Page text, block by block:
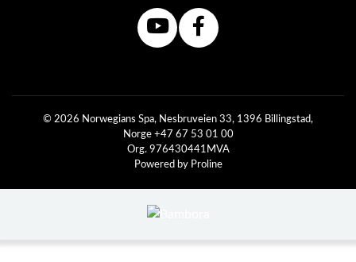
© 2026 Norwegians Spa, Nesbruveien 33, 1396 Billingstad,
Norge +47 67 53 01 00
Org. 976430441MVA
Powered by Proline